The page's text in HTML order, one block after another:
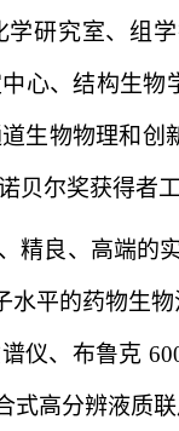
研究室、组
心、结构生
生物物理和
贝尔奖获得者
精良、高端的
水平的药物生
仪、布鲁克
式高分辨液质